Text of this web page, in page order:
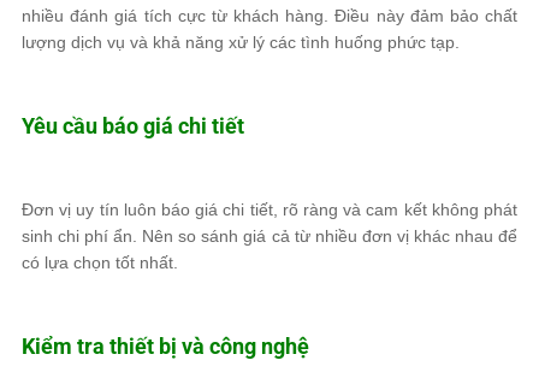
nhiều đánh giá tích cực từ khách hàng. Điều này đảm bảo chất
lượng dịch vụ và khả năng xử lý các tình huống phức tạp.
Yêu cầu báo giá chi tiết
Đơn vị uy tín luôn báo giá chi tiết, rõ ràng và cam kết không phát
sinh chi phí ẩn. Nên so sánh giá cả từ nhiều đơn vị khác nhau để
có lựa chọn tốt nhất.
Kiểm tra thiết bị và công nghệ